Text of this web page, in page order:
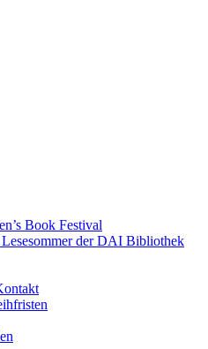
Book Festival
Lesesommer der DAI Bibliothek